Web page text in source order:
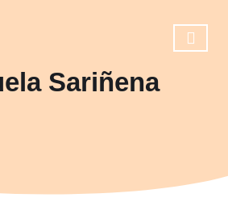
Sariñena